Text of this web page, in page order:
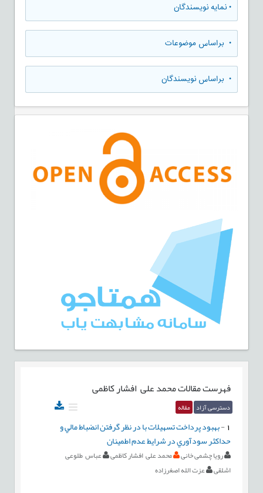
•نمایه نویسندگان
• براساس موضوعات
• براساس نویسندگان
فهرست مقالاتمحمد علی افشار کاظمی
دسترسی آزاد مقاله
-بهبود پرداخت تسهيلات با در نظر گرفتن انضباط مالي و
حداكثر سودآوري در شرايط عدم اطمينان
رویا چشمی خانی محمد علی افشار کاظمی
عباس طلوعی
اشلقی
عزت الله اصغرزاده